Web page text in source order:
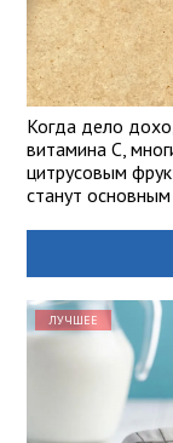
Когда дело
витамина С,
цитрусовым
станут
ЛУЧШЕЕ